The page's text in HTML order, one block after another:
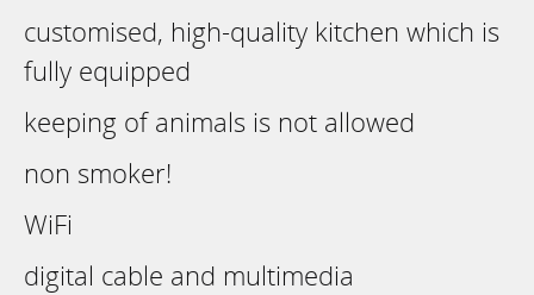
customised, high-quality kitchen which is
fully equipped
keeping of animals is not allowed
non smoker!
WiFi
digital cable and multimedia